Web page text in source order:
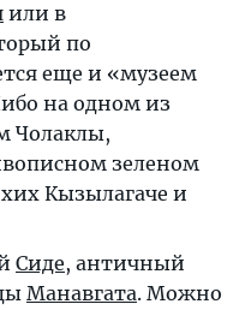
или в
по
еще и «музеем
на одном из
Чолаклы,
зеленом
Кызылагаче и
Сиде, античный
Манавгата. Можно